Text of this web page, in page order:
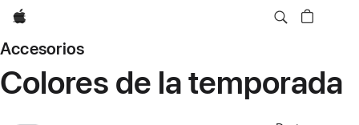
Apple
Accesorios
Colores de la temporada